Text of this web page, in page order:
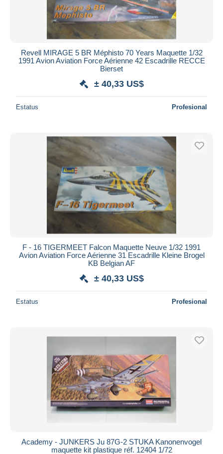
Revell MIRAGE 5 BR Méphisto 70 Years Maquette 1/32
1991 Avion Aviation Force Aérienne 42 Escadrille RECCE
Bierset
± 40,33 US$
Estatus Profesional
F - 16 TIGERMEET Falcon Maquette Neuve 1/32 1991
Avion Aviation Force Aérienne 31 Escadrille Kleine Brogel
KB Belgian AF
± 40,33 US$
Estatus Profesional
Academy - JUNKERS Ju 87G-2 STUKA Kanonenvogel
maquette kit plastique réf. 12404 1/72